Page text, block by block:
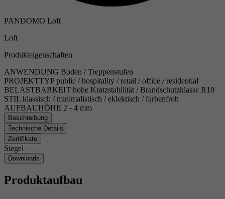
PANDOMO Loft
Loft
Produkteigenschaften
ANWENDUNG Boden / Treppenstufen
PROJEKTTYP public / hospitality / retail / office / residential
BELASTBARKEIT hohe Kratzstabilität / Brandschutzklasse R10
STIL klassisch / minimalistisch / eklektisch / farbenfroh
AUFBAUHÖHE 2 - 4 mm
Beschreibung
Technische Details
Zertifikate
Siegel
Downloads
Produktaufbau